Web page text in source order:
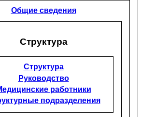
Общие сведения
Структура
Структура
Руководство
работники
подразделения